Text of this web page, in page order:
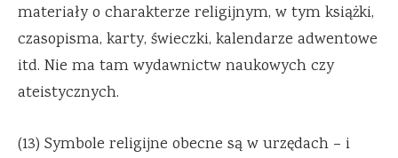
materiały o charakterze religijnym, w tym książki,
czasopisma, karty, świeczki, kalendarze adwentowe
itd. Nie ma tam wydawnictw naukowych czy
ateistycznych.
(13) Symbole religijne obecne są w urzędach – i